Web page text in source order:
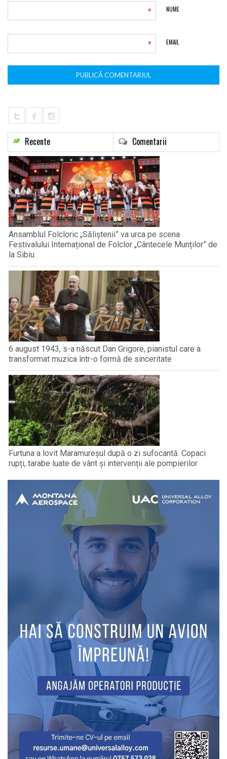
NUME
*
EMAIL
*
Recente Comentarii
Ansamblul Folcloric „Săliștenii” va urca pe scena
Festivalului Internațional de Folclor „Cântecele Munților” de
la Sibiu
6 august 1943, s-a născut Dan Grigore, pianistul care a
transformat muzica într-o formă de sinceritate
Furtuna a lovit Maramureșul după o zi sufocantă. Copaci
rupți, tarabe luate de vânt și intervenții ale pompierilor